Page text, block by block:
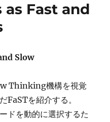
Fast and
Slow
Thinking機構を視覚
FaSTを紹介する。
ドを動的に選択するた